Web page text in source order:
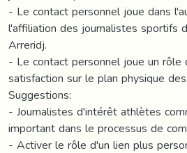
- Le contact personnel joue dans
l'affiliation des journalistes sportifs
Arreridj.
- Le contact personnel joue un rôle
satisfaction sur le plan physique
Suggestions:
- Journalistes d'intérêt athlètes
important dans le processus de
- Activer le rôle d'un lien plus